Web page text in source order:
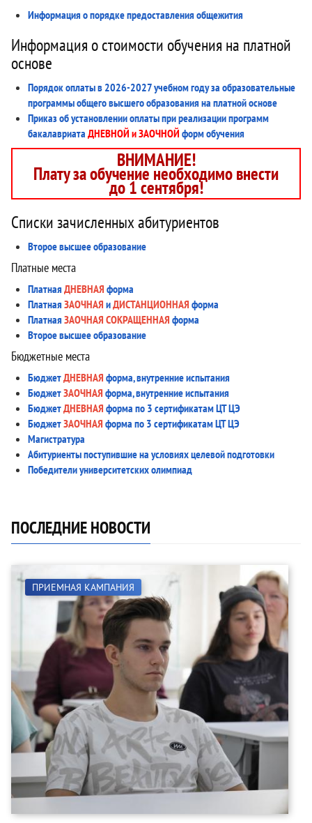
Информация о порядке предоставления общежития
Информация о стоимости обучения на платной
основе
Порядок оплаты в 2026-2027 учебном году за образовательные
программы общего высшего образования на платной основе
Приказ об установлении оплаты при реализации программ
бакалавриата ДНЕВНОЙ и ЗАОЧНОЙ форм обучения
ВНИМАНИЕ!
Плату за обучение необходимо внести
до 1 сентября!
Списки зачисленных абитуриентов
Второе высшее образование
Платные места
Платная ДНЕВНАЯ форма
Платная ЗАОЧНАЯ иДИСТАНЦИОННАЯ форма
Платная ЗАОЧНАЯ СОКРАЩЕННАЯ форма
Второе высшее образование
Бюджетные места
БюджетДНЕВНАЯ форма, внутренние испытания
БюджетЗАОЧНАЯ форма, внутренние испытания
БюджетДНЕВНАЯ форма по 3 сертификатам ЦТ ЦЭ
БюджетЗАОЧНАЯ форма по 3 сертификатам ЦТ ЦЭ
Магистратура
Абитуриенты поступившие на условиях целевой подготовки
Победители университетских олимпиад
ПОСЛЕДНИЕ НОВОСТИ
ПРИЕМНАЯ КАМПАНИЯ